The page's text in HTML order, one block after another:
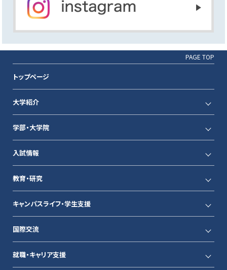
PAGE TOP
トップページ
大学紹介
学部・大学院
入試情報
教育・研究
キャンパスライフ・学生支援
国際交流
就職・キャリア支援